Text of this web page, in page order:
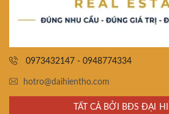
0973432147 - 0948774334
hotro@daihientho.com
TẤT CẢ BỞI BĐS ĐẠI